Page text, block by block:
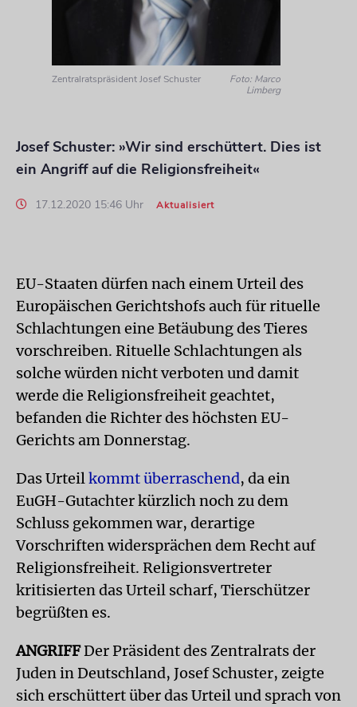
Zentralratspräsident Josef Schuster
Foto: Marco
Limberg
Josef Schuster: »Wir sind erschüttert. Dies ist
ein Angriff auf die Religionsfreiheit«
17.12.2020 15:46 Uhr Aktualisiert
EU-Staaten dürfen nach einem Urteil des
Europäischen Gerichtshofs auch für rituelle
Schlachtungen eine Betäubung des Tieres
vorschreiben. Rituelle Schlachtungen als
solche würden nicht verboten und damit
werde die Religionsfreiheit geachtet,
befanden die Richter des höchsten EU-
Gerichts am Donnerstag.
Das Urteil kommt überraschend, da ein
EuGH-Gutachter kürzlich noch zu dem
Schluss gekommen war, derartige
Vorschriften widersprächen dem Recht auf
Religionsfreiheit. Religionsvertreter
kritisierten das Urteil scharf, Tierschützer
begrüßten es.
ANGRIFFDer Präsident des Zentralrats der
Juden in Deutschland, Josef Schuster, zeigte
sich erschüttert über das Urteil und sprach von